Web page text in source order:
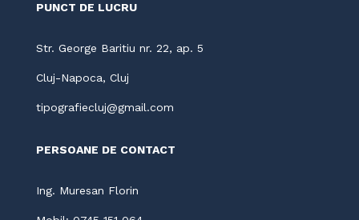
PUNCT DE LUCRU
Str. George Baritiu nr. 22, ap. 5
Cluj-Napoca, Cluj
tipografiecluj@gmail.com
PERSOANE DE CONTACT
Ing. Muresan Florin